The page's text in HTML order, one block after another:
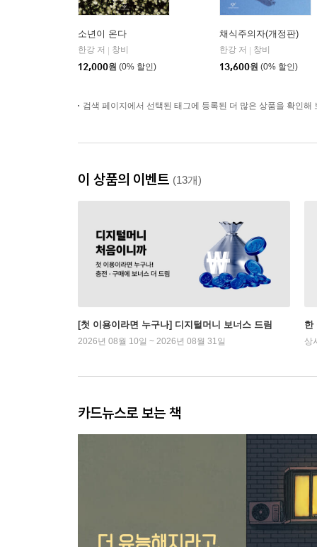
소년이 온다
한강 저 | 창비
12,000원 (0% 할인)
채식주의자(개정판)
한강 저 | 창비
13,600원 (0% 할인)
검색 페이지에서 선택된 태그에 등록된 더 많은 상품을 확인해
이 상품의 이벤트 (13개)
[첫 이용이라면 누구나] 디지털머니 보너스 드림
2026년 08월 10일 ~ 2026년 08월 31일
한
상
카드뉴스로 보는 책